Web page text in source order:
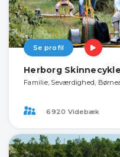
Se profil
Herborg
Familie, Seværdighed,
6920 Videbæk